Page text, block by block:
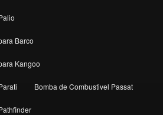
Barco
Kangoo
Bomba de Combustivel Passat